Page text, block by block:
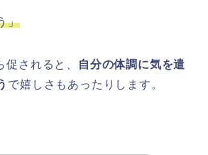
」
されると、
自分の体調に気を遣
で嬉しさもあったりします。